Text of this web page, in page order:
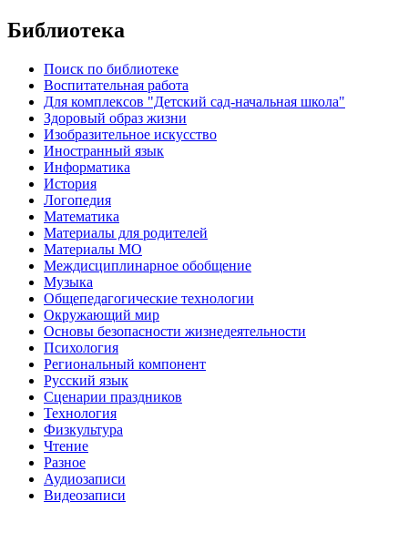
Библиотека
Поиск по библиотеке
Воспитательная работа
Для комплексов "Детский сад-начальная школа"
Здоровый образ жизни
Изобразительное искусство
Иностранный язык
Информатика
История
Логопедия
Математика
Материалы для родителей
Материалы МО
Междисциплинарное обобщение
Музыка
Общепедагогические технологии
Окружающий мир
Основы безопасности жизнедеятельности
Психология
Региональный компонент
Русский язык
Сценарии праздников
Технология
Физкультура
Чтение
Разное
Аудиозаписи
Видеозаписи